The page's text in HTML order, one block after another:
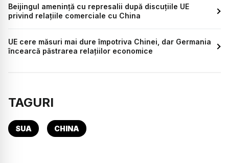
Beijingul amenință cu represalii după discuțiile UE
privind relațiile comerciale cu China
UE cere măsuri mai dure împotriva Chinei, dar Germania
încearcă păstrarea relațiilor economice
TAGURI
SUA CHINA